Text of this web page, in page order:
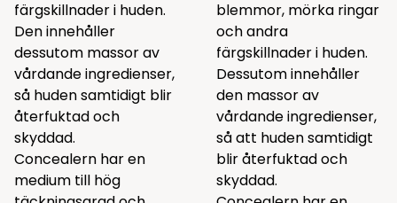
färgskillnader i huden.
Den innehåller
dessutom massor av
vårdande ingredienser,
så huden samtidigt blir
återfuktad och
skyddad.
Concealern har en
medium till hög
blemmor, mörka ringar
och andra
färgskillnader i huden.
Dessutom innehåller
den massor av
vårdande ingredienser,
så att huden samtidigt
blir återfuktad och
skyddad.